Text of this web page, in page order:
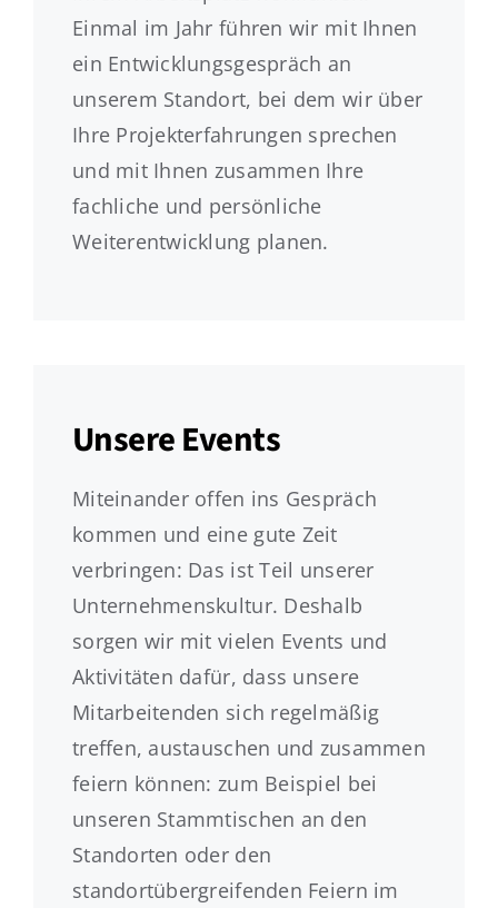
Einmal im Jahr führen wir mit Ihnen
ein Entwicklungsgespräch an
unserem Standort, bei dem wir über
Ihre Projekterfahrungen sprechen
und mit Ihnen zusammen Ihre
fachliche und persönliche
Weiterentwicklung planen.
Unsere Events
Miteinander offen ins Gespräch
kommen und eine gute Zeit
verbringen: Das ist Teil unserer
Unternehmenskultur. Deshalb
sorgen wir mit vielen Events und
Aktivitäten dafür, dass unsere
Mitarbeitenden sich regelmäßig
treffen, austauschen und zusammen
feiern können: zum Beispiel bei
unseren Stammtischen an den
Standorten oder den
standortübergreifenden Feiern im